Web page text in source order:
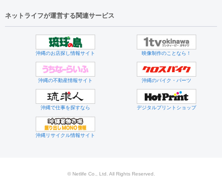
ネットライフが運営する関連サービス
沖縄のお店探し情報サイト 映像制作のことなら！
沖縄の不動産情報サイト 沖縄のバイク・パーツ
沖縄で仕事を探すなら デジタルプリントショップ
沖縄リサイクル情報サイト
© Netlife Co., Ltd. All Rights Reserved.